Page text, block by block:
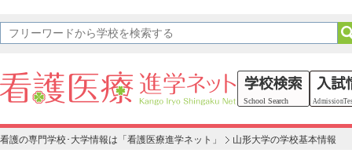
看護の専門学校･大学情報は「看護医療進学ネット」 山形大学の学校基本情報